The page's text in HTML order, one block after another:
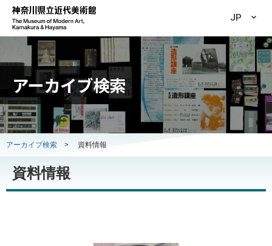
JP
アーカイブ検索
アーカイブ検索 > 資料情報
資料情報